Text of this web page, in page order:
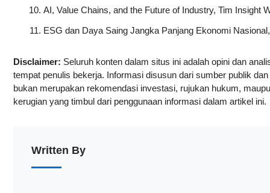
AI, Value Chains, and the Future of Industry, Tim Insight
ESG dan Daya Saing Jangka Panjang Ekonomi
Disclaimer: Seluruh konten dalam situs ini adalah opini dan
tempat penulis bekerja. Informasi disusun dari sumber publik
bukan merupakan rekomendasi investasi, rujukan hukum,
kerugian yang timbul dari penggunaan informasi dalam artikel ini.
Written By